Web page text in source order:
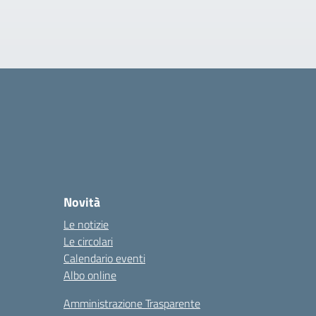
Novità
Le notizie
Le circolari
Calendario eventi
Albo online
Amministrazione Trasparente